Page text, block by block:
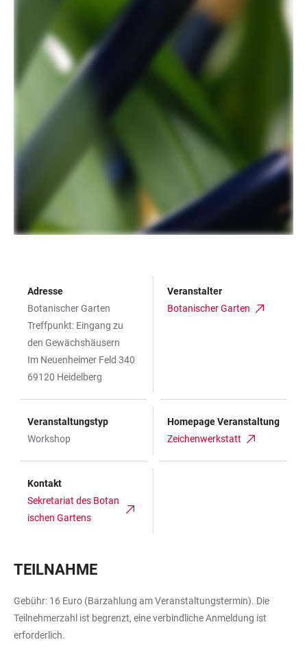
Adresse
Botanischer Garten
Treffpunkt: Eingang zu
den Gewächshäusern
Im Neuenheimer Feld 340
69120 Heidelberg
Veranstalter
Botanischer Garten
Veranstaltungstyp
Workshop
Homepage Veranstaltung
Zeichenwerkstatt
Kontakt
Sekretariat des Botan
ischen Gartens
TEILNAHME
Gebühr: 16 Euro (Barzahlung am Veranstaltungstermin). Die
Teilnehmerzahl ist begrenzt, eine verbindliche Anmeldung ist
erforderlich.